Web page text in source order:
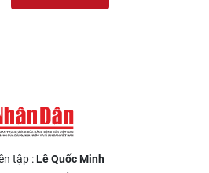
tập :Lê Quốc Minh